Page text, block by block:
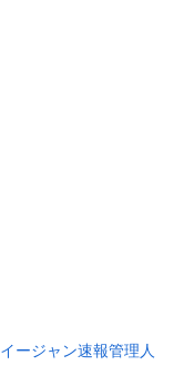
イージャン速報管理人